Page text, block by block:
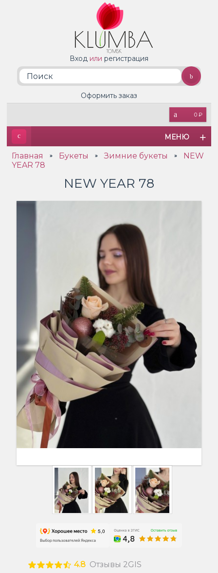
Вход или регистрация
0 ₽
Оформить заказ
МЕНЮ
Главная » Букеты » Зимние букеты »
NEW
YEAR 78
NEW YEAR 78
4.8 Отзывы 2GIS